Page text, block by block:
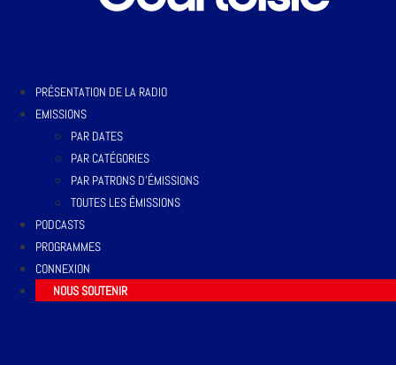
PRÉSENTATION DE LA RADIO
EMISSIONS
PAR DATES
PAR CATÉGORIES
PAR PATRONS D’ÉMISSIONS
TOUTES LES ÉMISSIONS
PODCASTS
PROGRAMMES
CONNEXION
NOUS SOUTENIR